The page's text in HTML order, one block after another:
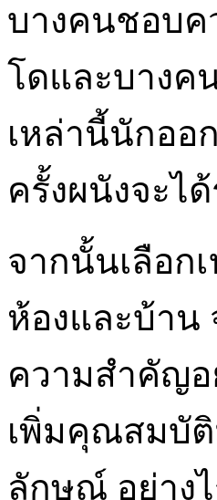
บางคนชอบค
โดและบางค
เหล่านี้นักออ
ครั้งผนังจะไ
จากนั้นเลือก
ห้องและบ้าน
ความสำคัญ
เพิ่มคุณสมบั
ลักษณ์ อย่าง